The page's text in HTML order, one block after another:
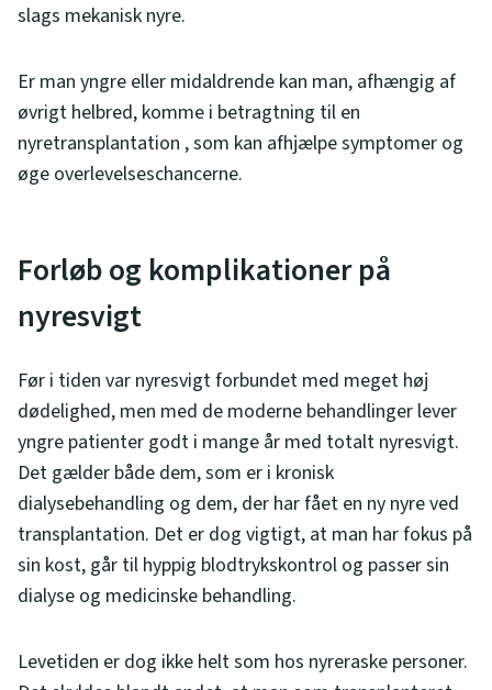
slags mekanisk nyre.
Er man yngre eller midaldrende kan man, afhængig af
øvrigt helbred, komme i betragtning til en
nyretransplantation , som kan afhjælpe symptomer og
øge overlevelseschancerne.
Forløb og komplikationer på
nyresvigt
Før i tiden var nyresvigt forbundet med meget høj
dødelighed, men med de moderne behandlinger lever
yngre patienter godt i mange år med totalt nyresvigt.
Det gælder både dem, som er i kronisk
dialysebehandling og dem, der har fået en ny nyre ved
transplantation. Det er dog vigtigt, at man har fokus på
sin kost, går til hyppig blodtrykskontrol og passer sin
dialyse og medicinske behandling.
Levetiden er dog ikke helt som hos nyreraske personer.